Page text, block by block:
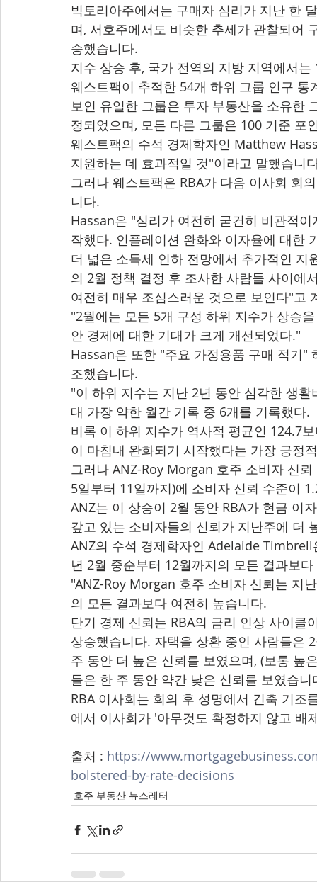
빅토리아주에서는 구매자 심리가 지난 한
며, 서호주에서도 비슷한 추세가 관찰되어
승했습니다.
지수 상승 후, 국가 전역의 지방 지역에서
웨스트팩이 추적한 54개 하위 그룹 인구
보인 유일한 그룹은 투자 부동산을 소유한
정되었으며, 모든 다른 그룹은 100 기준 포
웨스트팩의 수석 경제학자인 Matthew
지원하는 데 효과적일 것"이라고 말했습니
그러나 웨스트팩은 RBA가 다음 이사회 회
니다.
Hassan은 "심리가 여전히 굳건히 비관적
작했다. 인플레이션 완화와 이자율에 대한
더 넓은 소득세 인하 전망에서 추가적인 지
의 2월 정책 결정 후 조사한 사람들 사이에
여전히 매우 조심스러운 것으로 보인다"고
"2월에는 모든 5개 구성 하위 지수가 상승
안 경제에 대한 기대가 크게 개선되었다."
Hassan은 또한 "주요 가정용품 구매 적기"
조했습니다.
"이 하위 지수는 지난 2년 동안 심각한 생
대 가장 약한 월간 기록 중 6개를 기록했다.
비록 이 하위 지수가 역사적 평균인 124.7
이 마침내 완화되기 시작했다는 가장 긍정
그러나 ANZ-Roy Morgan 호주 소비자 신
5일부터 11일까지)에 소비자 신뢰 수준이
ANZ는 이 상승이 2월 동안 RBA가 현금 이
갚고 있는 소비자들의 신뢰가 지난주에 더
ANZ의 수석 경제학자인 Adelaide
년 2월 중순부터 12월까지의 모든 결과보
"ANZ-Roy Morgan 호주 소비자 신뢰는 지
의 모든 결과보다 여전히 높습니다.
단기 경제 신뢰는 RBA의 금리 인상 사이
상승했습니다. 자택을 상환 중인 사람들은
주 동안 더 높은 신뢰를 보였으며, (보통 높
들은 한 주 동안 약간 낮은 신뢰를 보였습니
RBA 이사회는 회의 후 성명에서 긴축 기
에서 이사회가 '아무것도 확정하지 않고 배
출처 : https://
bolstered-by-rate-decisions
호주 부동산 뉴스레터